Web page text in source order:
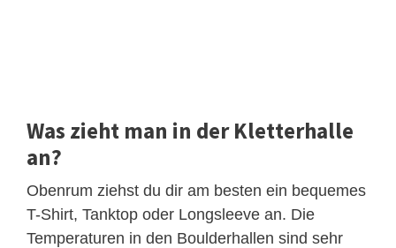
Was zieht man in der Kletterhalle
an?
Obenrum ziehst du dir am besten ein bequemes
T-Shirt, Tanktop oder Longsleeve an. Die
Temperaturen in den Boulderhallen sind sehr